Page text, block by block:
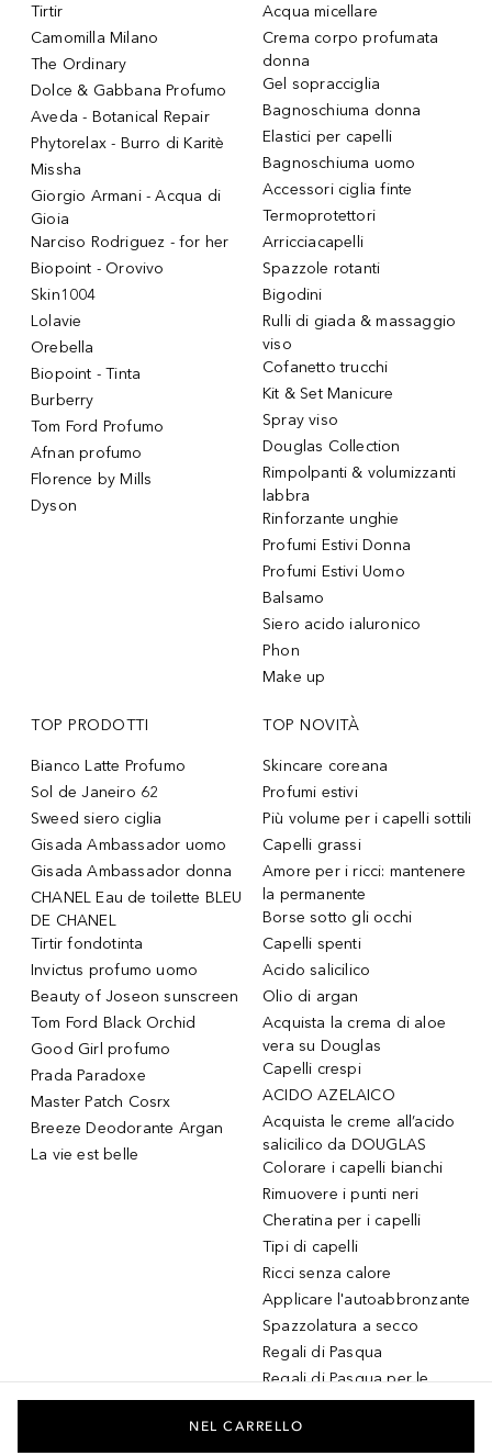
Tirtir
Camomilla Milano
The Ordinary
Dolce & Gabbana Profumo
Aveda - Botanical Repair
Phytorelax - Burro di Karitè
Missha
Giorgio Armani - Acqua di
Gioia
Narciso Rodriguez - for her
Biopoint - Orovivo
Skin1004
Lolavie
Orebella
Biopoint - Tinta
Burberry
Tom Ford Profumo
Afnan profumo
Florence by Mills
Dyson
Acqua micellare
Crema corpo profumata
donna
Gel sopracciglia
Bagnoschiuma donna
Elastici per capelli
Bagnoschiuma uomo
Accessori ciglia finte
Termoprotettori
Arricciacapelli
Spazzole rotanti
Bigodini
Rulli di giada & massaggio
viso
Cofanetto trucchi
Kit & Set Manicure
Spray viso
Douglas Collection
Rimpolpanti & volumizzanti
labbra
Rinforzante unghie
Profumi Estivi Donna
Profumi Estivi Uomo
Balsamo
Siero acido ialuronico
Phon
Make up
TOP PRODOTTI
Bianco Latte Profumo
Sol de Janeiro 62
Sweed siero ciglia
Gisada Ambassador uomo
Gisada Ambassador donna
CHANEL Eau de toilette BLEU
DE CHANEL
Tirtir fondotinta
Invictus profumo uomo
Beauty of Joseon sunscreen
Tom Ford Black Orchid
Good Girl profumo
Prada Paradoxe
Master Patch Cosrx
Breeze Deodorante Argan
La vie est belle
TOP NOVITÀ
Skincare coreana
Profumi estivi
Più volume per i capelli sottili
Capelli grassi
Amore per i ricci: mantenere
la permanente
Borse sotto gli occhi
Capelli spenti
Acido salicilico
Olio di argan
Acquista la crema di aloe
vera su Douglas
Capelli crespi
ACIDO AZELAICO
Acquista le creme all’acido
salicilico da DOUGLAS
Colorare i capelli bianchi
Rimuovere i punti neri
Cheratina per i capelli
Tipi di capelli
Ricci senza calore
Applicare l'autoabbronzante
Spazzolatura a secco
Regali di Pasqua
Regali di Pasqua per le
donne
Regali di Pasqua per gli
NEL CARRELLO